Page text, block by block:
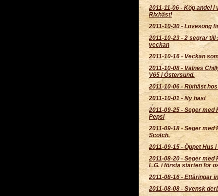
2011-11-06 - Köp andel i
Rixhäst!
2011-10-30- Lovesong
2011-10-23 -2 segrar till
veckan
2011-10-16 - Veckan
2011-10-08- Valnes
V65 i Östersund.
2011-10-06 - Rixhäst
2011-10-01 -Ny häst
2011-09-25 - Seger med
Pepsi
2011-09-18 - Seger med
Scotch.
2011-09-15 -Öppet Hus
2011-08-20 - Seger med
L.G. i första starten för
2011-08-16 -Ettåringar
2011-08-08 - Svensk